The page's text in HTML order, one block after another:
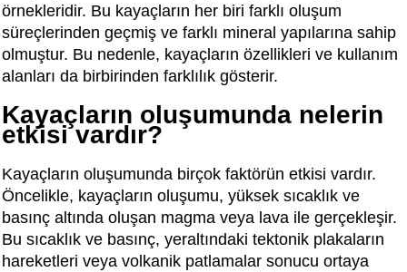
örnekleridir. Bu kayaçların her biri farklı oluşum
süreçlerinden geçmiş ve farklı mineral yapılarına sahip
olmuştur. Bu nedenle, kayaçların özellikleri ve kullanım
alanları da birbirinden farklılık gösterir.
Kayaçların oluşumunda nelerin
etkisi vardır?
Kayaçların oluşumunda birçok faktörün etkisi vardır.
Öncelikle, kayaçların oluşumu, yüksek sıcaklık ve
basınç altında oluşan magma veya lava ile gerçekleşir.
Bu sıcaklık ve basınç, yeraltındaki tektonik plakaların
hareketleri veya volkanik patlamalar sonucu ortaya